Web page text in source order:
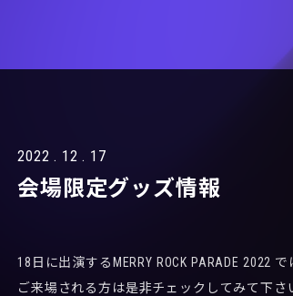
2022 . 12 . 17
会場限定グッズ情報
18日に出演するMERRY ROCK PARADE 2022
ご来場される方は是非チェックしてみて下さ